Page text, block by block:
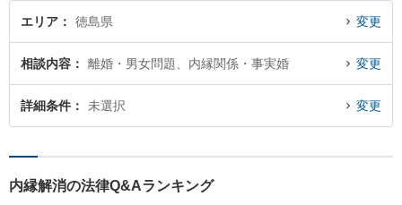
エリア 徳島県 変更
相談内容 離婚・男女問題、内縁関係・事実婚 変更
詳細条件 未選択 変更
内縁解消の法律Q&Aランキング